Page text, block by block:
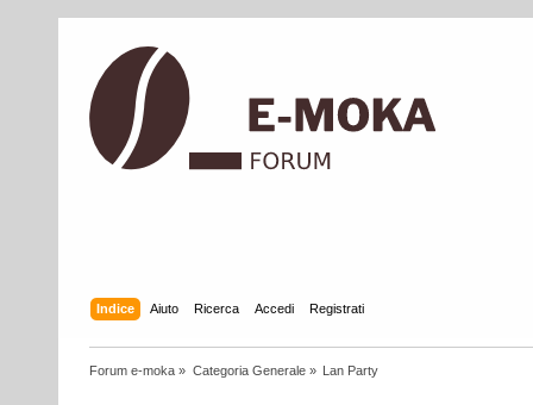
Indice Aiuto Ricerca Accedi Registrati
Forum e-moka » Categoria Generale» Lan Party